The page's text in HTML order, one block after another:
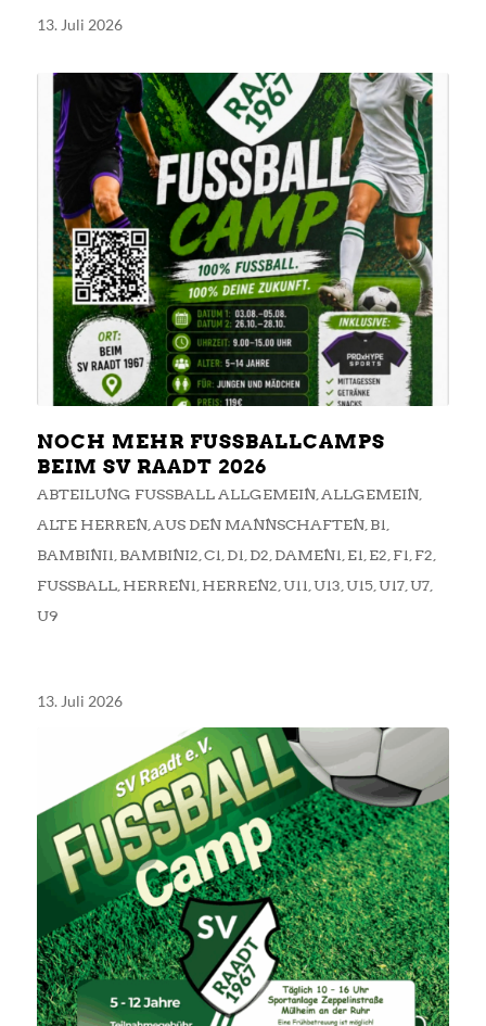
13. Juli 2026
NOCH MEHR FUSSBALLCAMPS B
EIM SV RAADT 2026
ABTEILUNG FUSSBALL ALLGEMEIN ,ALLGEMEIN,
ALTE HERREN,AUS DEN MANNSCHAFTEN,B1,
BAMBINI1,BAMBINI2,C1,D1,D2,DAMEN1,E1,E2,F1,F2,
FUSSBALL ,HERREN1,HERREN2,U11,U13,U15,U17,U7,
U9
13. Juli 2026